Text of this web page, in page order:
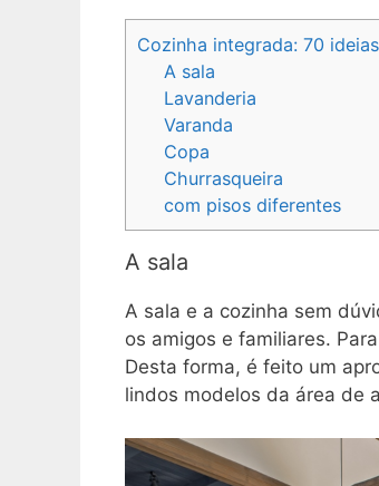
Cozinha integrada: 70
A sala
Lavanderia
Varanda
Copa
Churrasqueira
com pisos diferentes
A sala
A sala e a cozinha sem
os amigos e familiares.
Desta forma, é feito um
lindos modelos da área de